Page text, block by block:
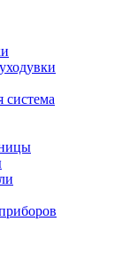
система